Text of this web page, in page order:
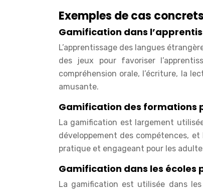
Exemples de cas
Gamification dans
L’apprentissage des langues
des jeux pour favoriser
compréhension orale, l’écriture, la
amusante.
Gamification des formations
La gamification est largement
développement des compétences,
pratique et engageant pour les
Gamification dans les écoles
La gamification est utilisée dans